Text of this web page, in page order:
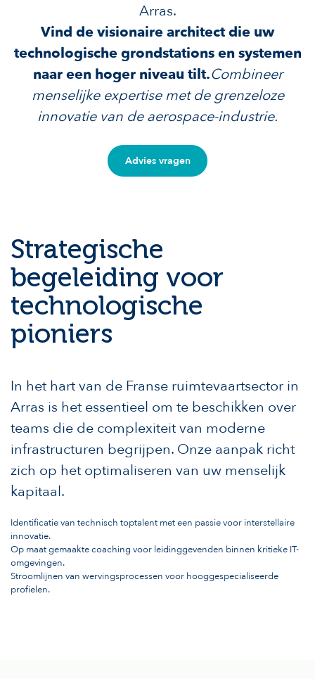
Arras.
Vind de visionaire architect die uw
technologische grondstations en systemen
naar een hoger niveau tilt.Combineer
menselijke expertise met de grenzeloze
innovatie van de aerospace-industrie.
Advies vragen
Strategische
begeleiding voor
technologische
pioniers
In het hart van de Franse ruimtevaartsector in
Arras is het essentieel om te beschikken over
teams die de complexiteit van moderne
infrastructuren begrijpen. Onze aanpak richt
zich op het optimaliseren van uw menselijk
kapitaal.
Identificatie van technisch toptalent met een passie voor interstellaire
innovatie.
Op maat gemaakte coaching voor leidinggevenden binnen kritieke IT-
omgevingen.
Stroomlijnen van wervingsprocessen voor hooggespecialiseerde
profielen.